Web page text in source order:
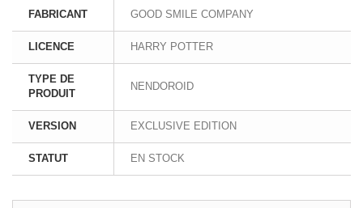
FABRICANT GOOD SMILE COMPANY
LICENCE HARRY POTTER
TYPE DE
PRODUIT
NENDOROID
VERSION EXCLUSIVE EDITION
STATUT EN STOCK